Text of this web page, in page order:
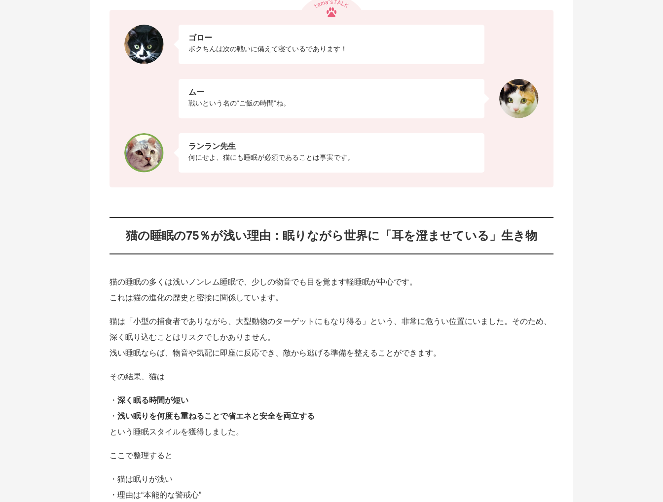
ゴロー
ボクちんは次の戦いに備えて寝ているであります！
ムー
戦いという名の“ご飯の時間”ね。
ランラン先生
何にせよ、猫にも睡眠が必須であることは事実です。
猫の睡眠の75％が浅い理由：眠りながら世界に「耳を澄ませている」生き物
猫の睡眠の多くは浅いノンレム睡眠で、少しの物音でも目を覚ます軽睡眠が中心です。
これは猫の進化の歴史と密接に関係しています。
猫は「小型の捕食者でありながら、大型動物のターゲットにもなり得る」という、非常に危うい位置にいました。そのため、
深く眠り込むことはリスクでしかありません。
浅い睡眠ならば、物音や気配に即座に反応でき、敵から逃げる準備を整えることができます。
その結果、猫は
・ 深く眠る時間が短い
・ 浅い眠りを何度も重ねることで省エネと安全を両立する
という睡眠スタイルを獲得しました。
ここで整理すると
・猫は眠りが浅い
・理由は“本能的な警戒心”